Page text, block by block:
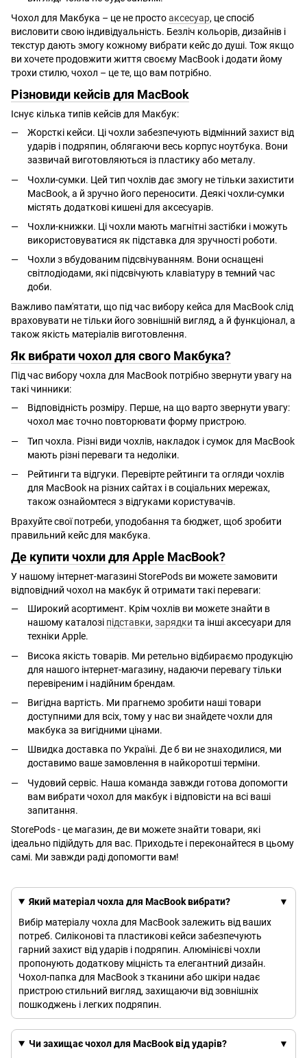
Чохол для Макбука – це не простоаксесуар, це спосіб
висловити свою індивідуальність. Безліч кольорів, дизайнів і
текстур дають змогу кожному вибрати кейс до душі. Тож якщо
ви хочете продовжити життя своєму MacBook і додати йому
трохи стилю, чохол – це те, що вам потрібно.
Різновиди кейсів для MacBook
Існує кілька типів кейсів для Макбук:
Жорсткі кейси. Ці чохли забезпечують відмінний захист від
ударів і подряпин, облягаючи весь корпус ноутбука. Вони
зазвичай виготовляються із пластику або металу.
Чохли-сумки. Цей тип чохлів дає змогу не тільки захистити
MacBook, а й зручно його переносити. Деякі чохли-сумки
містять додаткові кишені для аксесуарів.
Чохли-книжки. Ці чохли мають магнітні застібки і можуть
використовуватися як підставка для зручності роботи.
Чохли з вбудованим підсвічуванням. Вони оснащені
світлодіодами, які підсвічують клавіатуру в темний час
доби.
Важливо пам'ятати, що під час вибору кейса для MacBook слід
враховувати не тільки його зовнішній вигляд, а й функціонал, а
також якість матеріалів виготовлення.
Як вибрати чохол для свого Макбука?
Під час вибору чохла для MacBook потрібно звернути увагу на
такі чинники:
Відповідність розміру. Перше, на що варто звернути увагу:
чохол має точно повторювати форму пристрою.
Тип чохла. Різні види чохлів, накладок і сумок для MacBook
мають різні переваги та недоліки.
Рейтинги та відгуки. Перевірте рейтинги та огляди чохлів
для MacBook на різних сайтах і в соціальних мережах,
також ознайомтеся з відгуками користувачів.
Врахуйте свої потреби, уподобання та бюджет, щоб зробити
правильний кейс для макбука.
Де купити чохли для Apple MacBook?
У нашому інтернет-магазині StorePods ви можете замовити
відповідний чохол на макбук й отримати такі переваги:
Широкий асортимент. Крім чохлів ви можете знайти в
нашому каталозі підставки,зарядки та інші аксесуари для
техніки Apple.
Висока якість товарів. Ми ретельно відбираємо продукцію
для нашого інтернет-магазину, надаючи перевагу тільки
перевіреним і надійним брендам.
Вигідна вартість. Ми прагнемо зробити наші товари
доступними для всіх, тому у нас ви знайдете чохли для
макбука за вигідними цінами.
Швидка доставка по Україні. Де б ви не знаходилися, ми
доставимо ваше замовлення в найкоротші терміни.
Чудовий сервіс. Наша команда завжди готова допомогти
вам вибрати чохол для макбук і відповісти на всі ваші
запитання.
StorePods - це магазин, де ви можете знайти товари, які
ідеально підійдуть для вас. Приходьте і переконайтеся в цьому
самі. Ми завжди раді допомогти вам!
Який матеріал чохла для MacBook вибрати?
Вибір матеріалу чохла для MacBook залежить від ваших
потреб. Силіконові та пластикові кейси забезпечують
гарний захист від ударів і подряпин. Алюмінієві чохли
пропонують додаткову міцність та елегантний дизайн.
Чохол-папка для MacBook з тканини або шкіри надає
пристрою стильний вигляд, захищаючи від зовнішніх
пошкоджень і легких подряпин.
Чи захищає чохол для MacBook від ударів?